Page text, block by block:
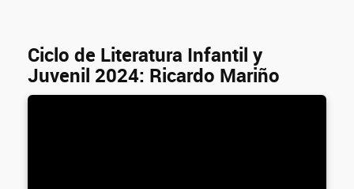
Ciclo de Literatura Infantil y
Juvenil 2024: Ricardo Mariño